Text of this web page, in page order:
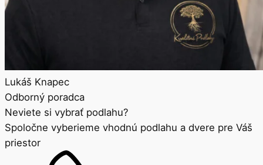
Lukáš Knapec
Odborný poradca
Neviete si vybrať podlahu?
Spoločne vyberieme vhodnú podlahu a dvere pre Váš
priestor